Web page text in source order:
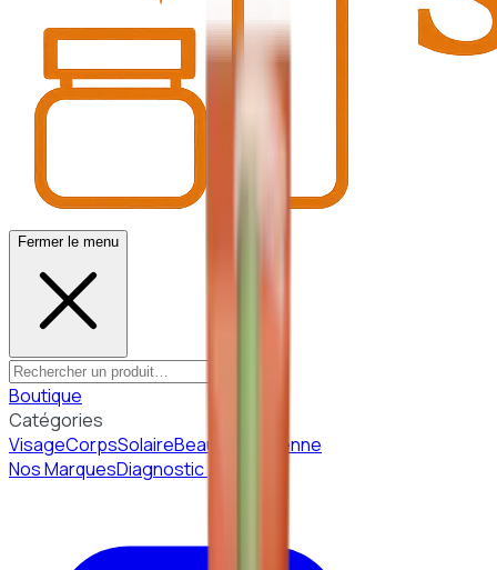
Fermer le menu
Boutique
Catégories
VisageCorpsSolaireBeauté Coréenne
Nos MarquesDiagnostic peau